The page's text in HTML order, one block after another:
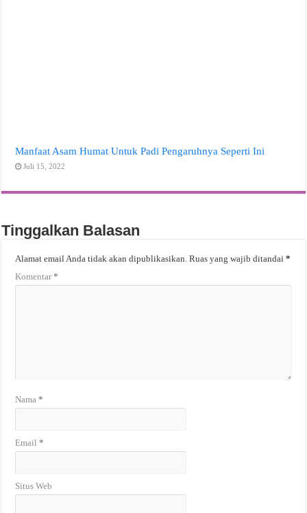
Manfaat Asam Humat Untuk Padi Pengaruhnya Seperti Ini
Juli 15, 2022
Tinggalkan Balasan
Alamat email Anda tidak akan dipublikasikan. Ruas yang wajib ditandai*
Komentar*
Nama*
Email*
Situs Web